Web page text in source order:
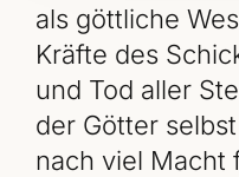
als göttliche
Kräfte des
und Tod aller
der Götter
nach viel Macht